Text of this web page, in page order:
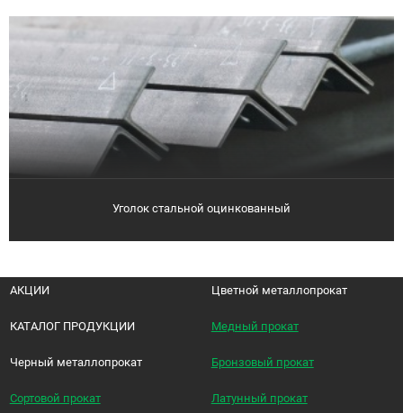
Уголок стальной оцинкованный
АКЦИИ
КАТАЛОГ ПРОДУКЦИИ
Черный металлопрокат
Сортовой прокат
Цветной металлопрокат
Медный прокат
Бронзовый прокат
Латунный прокат